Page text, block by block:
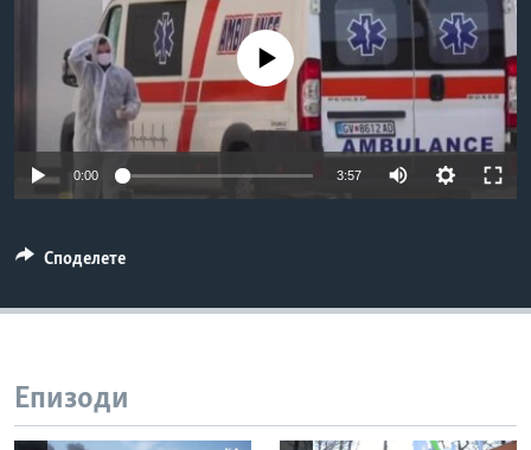
ИНТЕРВЈУА
Јазици
No media source currently available
0:00 3:57
Споделете
Епизоди